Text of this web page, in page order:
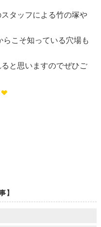
タッフによる竹の塚や
こそ知っている穴場も
と思いますのでぜひご
】